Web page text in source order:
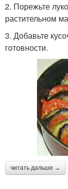
2. Порежьте
растительном
3. Добавьте
готовности.
читать дальше →